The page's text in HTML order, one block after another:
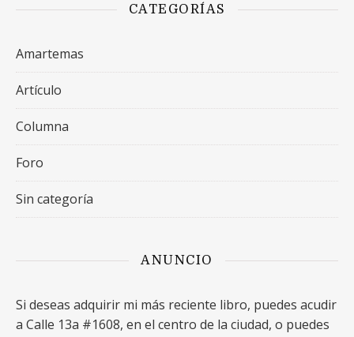
CATEGORÍAS
Amartemas
Artículo
Columna
Foro
Sin categoría
ANUNCIO
Si deseas adquirir mi más reciente libro, puedes acudir
a Calle 13a #1608, en el centro de la ciudad, o puedes